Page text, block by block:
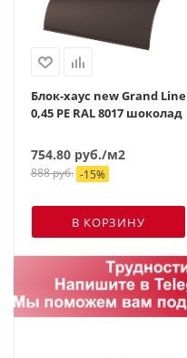
Блок-хаус new Grand Line
0,45 PE RAL 8017 шоколад
754.80 руб./м2
888руб. -15%
В КОРЗИНУ